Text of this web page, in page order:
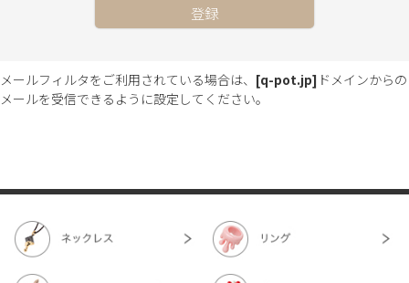
登録
メールフィルタをご利用されている場合は、 [q-pot.jp] ドメインからの
メールを受信できるように設定してください。